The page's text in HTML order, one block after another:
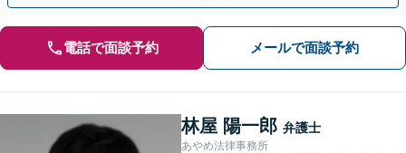
電話で面談予約 メールで面談予約
林屋 陽一郎 弁護士
あやめ法律事務所